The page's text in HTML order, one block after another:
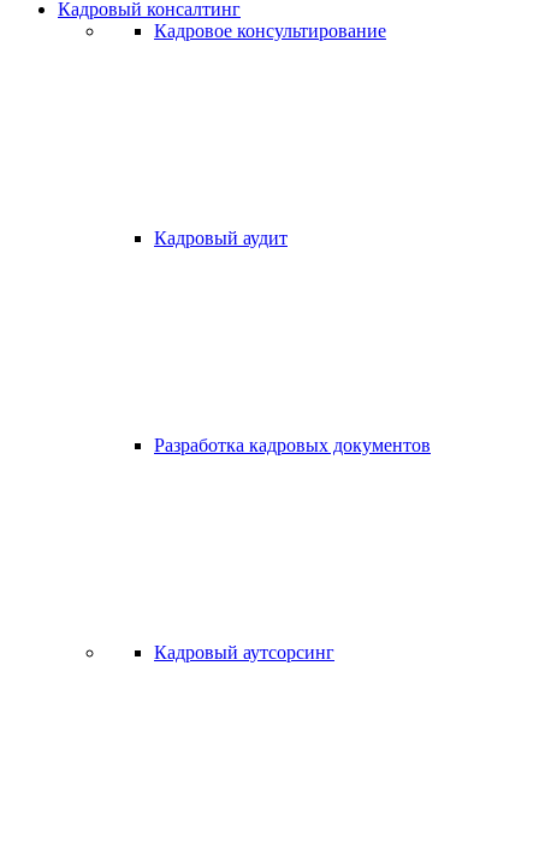
Кадровый консалтинг
Кадровое консультирование
Кадровый аудит
Разработка кадровых документов
Кадровый аутсорсинг